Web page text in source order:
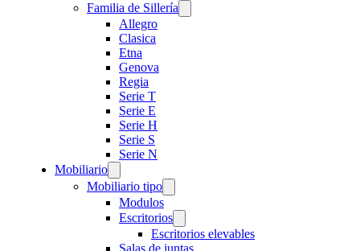
Familia de Sillería
Allegro
Clasica
Etna
Genova
Regia
Serie T
Serie E
Serie H
Serie S
Serie N
Mobiliario
Mobiliario tipo
Modulos
Escritorios
Escritorios elevables
Salas de juntas